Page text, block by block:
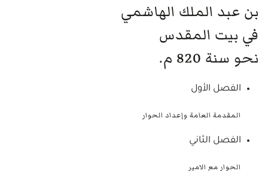
بن عبد الملك الهاشمي
في بيت المقدس
نحو سنة 820 م.
الفصل الأول
المقدمة العامة وإعداد الحوار
الفصل الثاني
الحوار مع الامير